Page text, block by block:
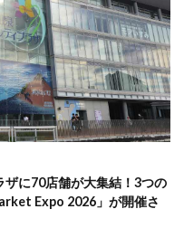
ザに70店舗が大集結！3つの
Expo 2026」が開催さ